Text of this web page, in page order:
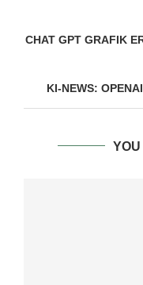
CHAT GPT GRAFIK
KI-NEWS: